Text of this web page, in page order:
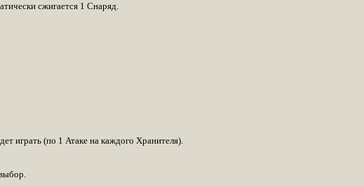
сжигается 1 Снаряд.
играть (по 1 Атаке на каждого Хранителя).